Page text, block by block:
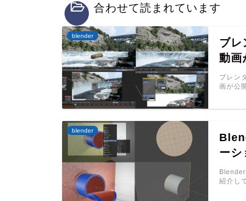
合わせて読まれています
blender
ブレ
動画
ブレン
画が公
blender
ーシ
紹介し